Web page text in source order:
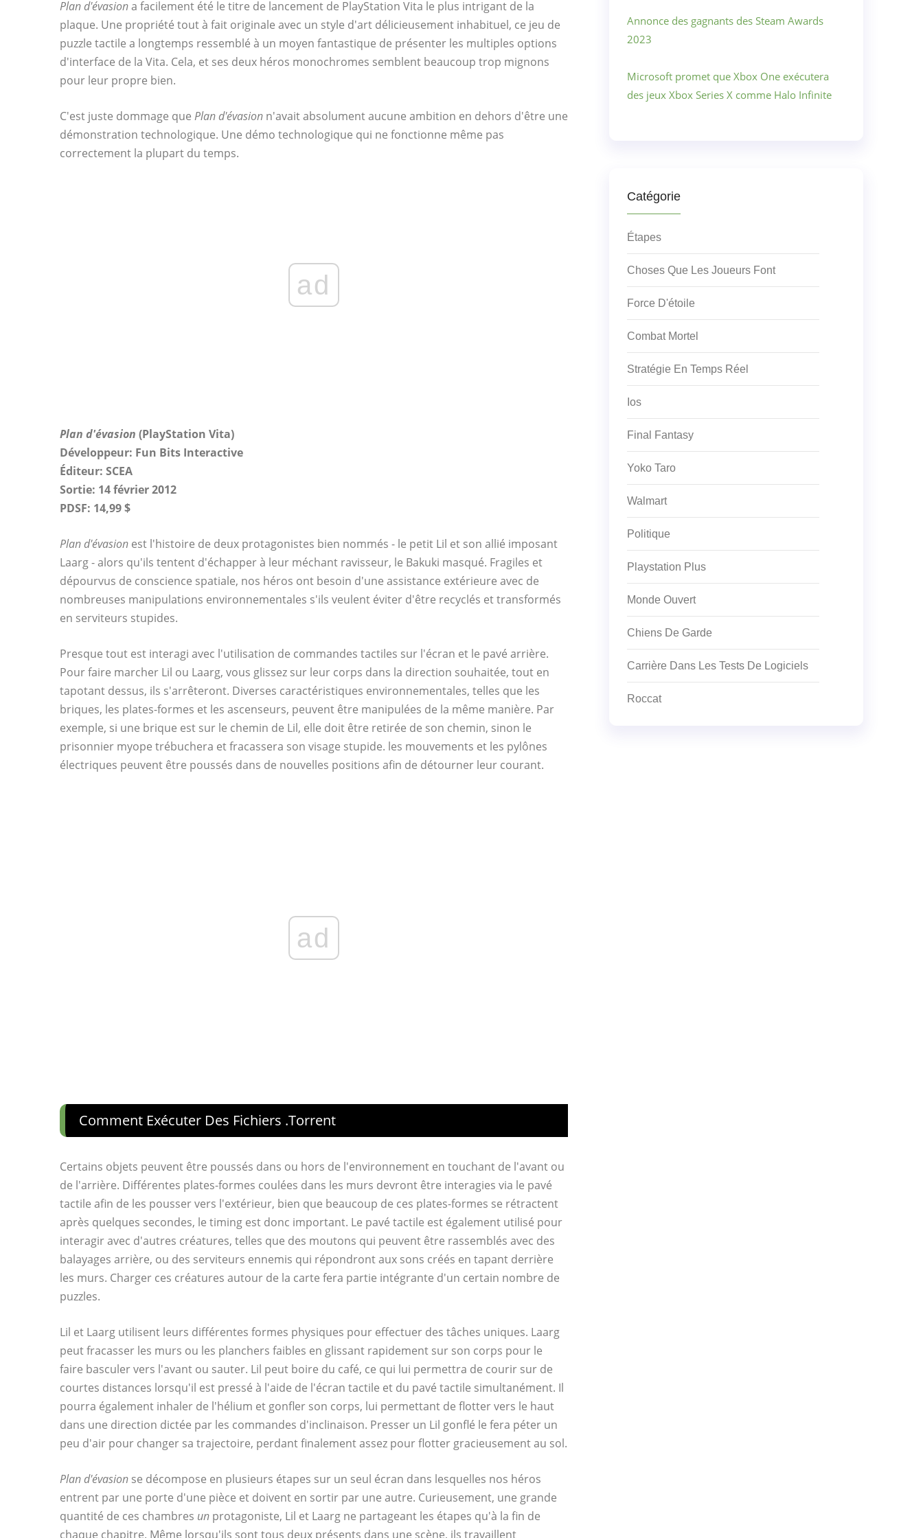
Plan d'évasiona facilement été le titre de lancement de PlayStation Vita le plus intrigant de la
plaque. Une propriété tout à fait originale avec un style d'art délicieusement inhabituel, ce jeu de
puzzle tactile a longtemps ressemblé à un moyen fantastique de présenter les multiples options
d'interface de la Vita. Cela, et ses deux héros monochromes semblent beaucoup trop mignons
pour leur propre bien.
C'est juste dommage que Plan d'évasion n'avait absolument aucune ambition en dehors d'être une
démonstration technologique. Une démo technologique qui ne fonctionne même pas
correctement la plupart du temps.
ad
Plan d'évasion (PlayStation Vita)
Développeur: Fun Bits Interactive
Éditeur: SCEA
Sortie: 14 février 2012
PDSF: 14,99 $
Plan d'évasion est l'histoire de deux protagonistes bien nommés - le petit Lil et son allié imposant
Laarg - alors qu'ils tentent d'échapper à leur méchant ravisseur, le Bakuki masqué. Fragiles et
dépourvus de conscience spatiale, nos héros ont besoin d'une assistance extérieure avec de
nombreuses manipulations environnementales s'ils veulent éviter d'être recyclés et transformés
en serviteurs stupides.
Presque tout est interagi avec l'utilisation de commandes tactiles sur l'écran et le pavé arrière.
Pour faire marcher Lil ou Laarg, vous glissez sur leur corps dans la direction souhaitée, tout en
tapotant dessus, ils s'arrêteront. Diverses caractéristiques environnementales, telles que les
briques, les plates-formes et les ascenseurs, peuvent être manipulées de la même manière. Par
exemple, si une brique est sur le chemin de Lil, elle doit être retirée de son chemin, sinon le
prisonnier myope trébuchera et fracassera son visage stupide. les mouvements et les pylônes
électriques peuvent être poussés dans de nouvelles positions afin de détourner leur courant.
ad
Comment Exécuter Des Fichiers .torrent
Certains objets peuvent être poussés dans ou hors de l'environnement en touchant de l'avant ou
de l'arrière. Différentes plates-formes coulées dans les murs devront être interagies via le pavé
tactile afin de les pousser vers l'extérieur, bien que beaucoup de ces plates-formes se rétractent
après quelques secondes, le timing est donc important. Le pavé tactile est également utilisé pour
interagir avec d'autres créatures, telles que des moutons qui peuvent être rassemblés avec des
balayages arrière, ou des serviteurs ennemis qui répondront aux sons créés en tapant derrière
les murs. Charger ces créatures autour de la carte fera partie intégrante d'un certain nombre de
puzzles.
Lil et Laarg utilisent leurs différentes formes physiques pour effectuer des tâches uniques. Laarg
peut fracasser les murs ou les planchers faibles en glissant rapidement sur son corps pour le
faire basculer vers l'avant ou sauter. Lil peut boire du café, ce qui lui permettra de courir sur de
courtes distances lorsqu'il est pressé à l'aide de l'écran tactile et du pavé tactile simultanément. Il
pourra également inhaler de l'hélium et gonfler son corps, lui permettant de flotter vers le haut
dans une direction dictée par les commandes d'inclinaison. Presser un Lil gonflé le fera péter un
peu d'air pour changer sa trajectoire, perdant finalement assez pour flotter gracieusement au sol.
Plan d'évasion se décompose en plusieurs étapes sur un seul écran dans lesquelles nos héros
entrent par une porte d'une pièce et doivent en sortir par une autre. Curieusement, une grande
quantité de ces chambres un protagoniste, Lil et Laarg ne partageant les étapes qu'à la fin de
chaque chapitre. Même lorsqu'ils sont tous deux présents dans une scène, ils travaillent
Annonce des gagnants des Steam Awards
2023
Microsoft promet que Xbox One exécutera
des jeux Xbox Series X comme Halo Infinite
Catégorie
Étapes
Choses Que Les Joueurs Font
Force D'étoile
Combat Mortel
Stratégie En Temps Réel
Ios
Final Fantasy
Yoko Taro
Walmart
Politique
Playstation Plus
Monde Ouvert
Chiens De Garde
Carrière Dans Les Tests De Logiciels
Roccat